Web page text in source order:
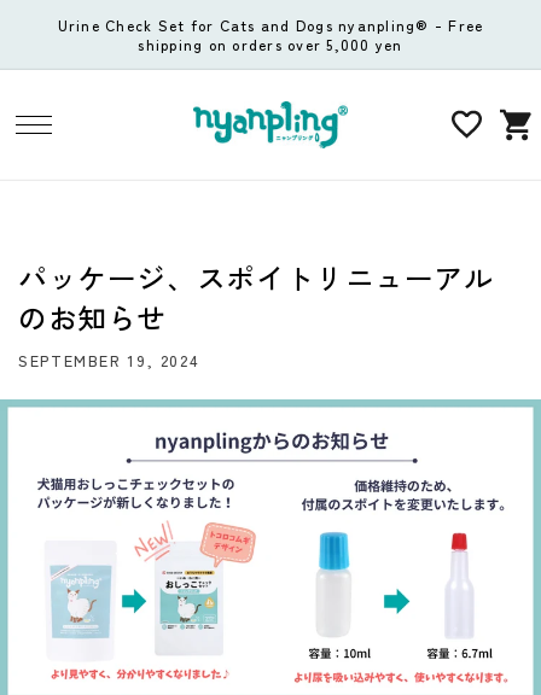
Skip to
Urine Check Set for Cats and Dogs nyanpling® - Free
shipping on orders over 5,000 yen
Cart
パッケージ、スポイトリニューアル
のお知らせ
SEPTEMBER 19, 2024